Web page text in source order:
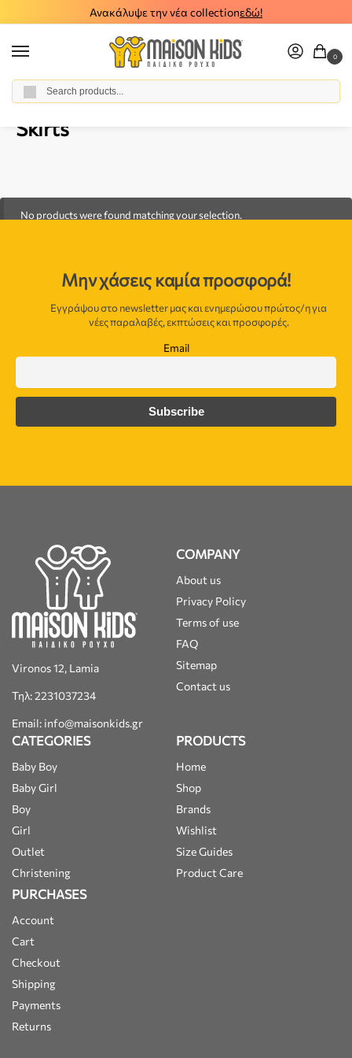
Ανακάλυψε την νέα collectionεδώ!
0
Home / Baby Girl /
Skirts
No products were found matching your selection.
Μην χάσεις καμία προσφορά!
Εγγράψου στο newsletter μας και ενημερώσου πρώτος/η για
νέες παραλαβές, εκπτώσεις και προσφορές.
Email
Vironos 12, Lamia
Τηλ: 2231037234
Email: info@maisonkids.gr
COMPANY
About us
Privacy Policy
Terms of use
FAQ
Sitemap
Contact us
CATEGORIES
Baby Boy
Baby Girl
Boy
Girl
Outlet
Christening
PRODUCTS
Home
Shop
Brands
Wishlist
Size Guides
Product Care
PURCHASES
Account
Cart
Checkout
Shipping
Payments
Returns